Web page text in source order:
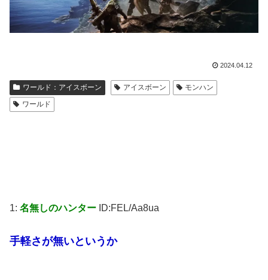
2024.04.12
ワールド：アイスボーン アイスボーン
モンハン
ワールド
1: 名無しのハンター ID:FEL/Aa8ua
手軽さが無いというか